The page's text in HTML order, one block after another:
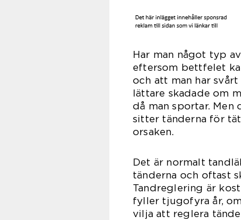
Har man något typ
eftersom bettfelet
och att man har
lättare skadade om
då man sportar.
sitter tänderna för
Det är normalt
tänderna och oftast
Tandreglering är
fyller tjugofyra år,
vilja att reglera